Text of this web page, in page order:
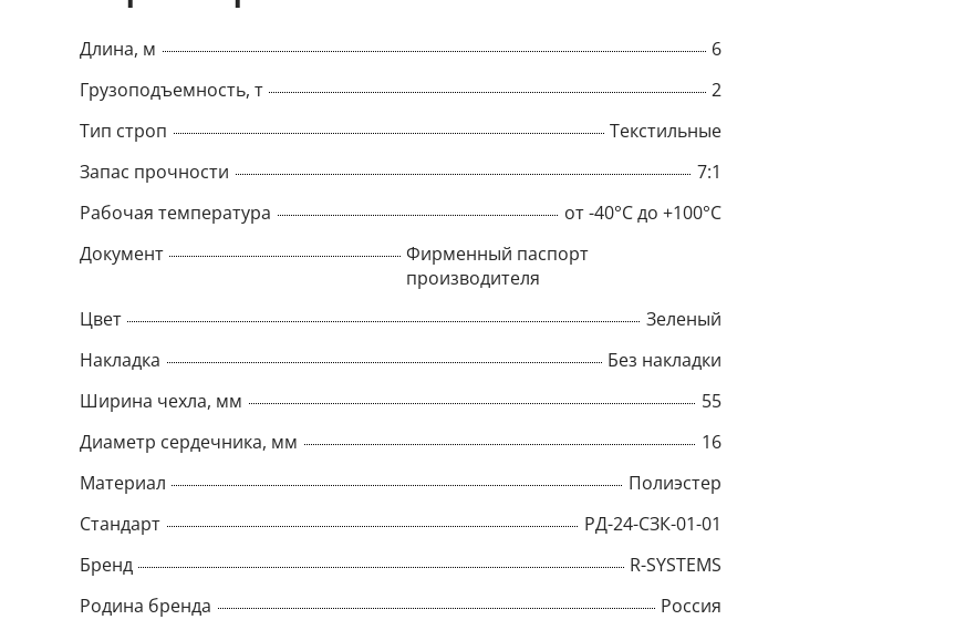
Длина, м
6
Грузоподъемность, т
2
Тип строп
Текстильные
Запас прочности
7:1
Рабочая температура
от -40°C до +100°C
Документ
Фирменный паспорт
производителя
Цвет
Зеленый
Накладка
Без накладки
Ширина чехла, мм
55
Диаметр сердечника, мм
16
Материал
Полиэстер
Стандарт
РД-24-СЗК-01-01
Бренд
R-SYSTEMS
Родина бренда
Россия
Popup